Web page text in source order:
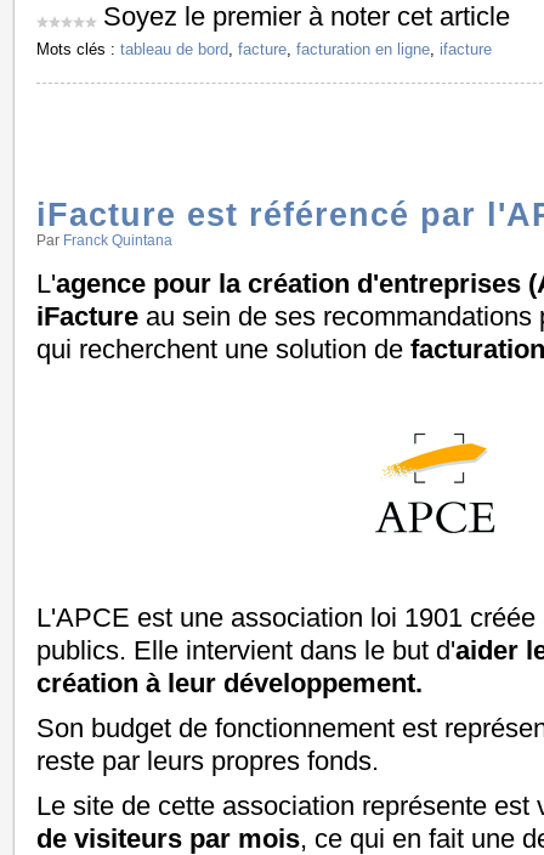
Soyez le premier à noter cet article
Mots clés : tableau de bord, facture, facturation en ligne, ifacture
iFacture est référencé par
Par Franck Quintana
L'agence pour la création d'entreprises
iFacture au sein de ses recommandations
qui recherchent une solution de
L'APCE est une association loi 1901
publics. Elle intervient dans le but d'aider
création à leur développement.
Son budget de fonctionnement est
reste par leurs propres fonds.
Le site de cette association représente est
de visiteurs par mois, ce qui en fait une